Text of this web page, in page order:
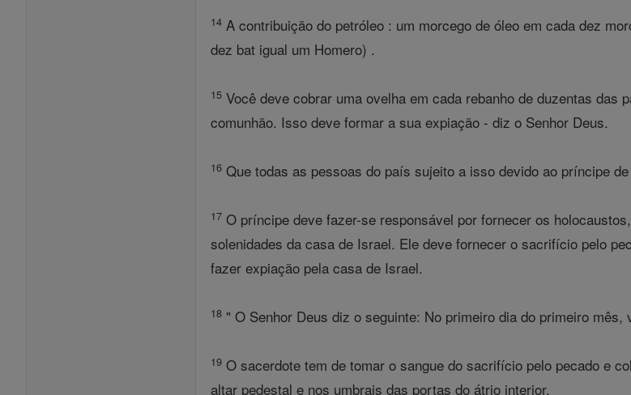
14 A contribuição do petróleo : um morcego de óleo em cada dez
dez bat igual um Homero) .
15 Você deve cobrar uma ovelha em cada rebanho de duzentas
comunhão. Isso deve formar a sua expiação - diz o Senhor Deus.
16 Que todas as pessoas do país sujeito a isso devido ao príncipe
17 O príncipe deve fazer-se responsável por fornecer os
solenidades da casa de Israel. Ele deve fornecer o sacrifício pelo
fazer expiação pela casa de Israel.
18 " O Senhor Deus diz o seguinte: No primeiro dia do primeiro
19 O sacerdote tem de tomar o sangue do sacrifício pelo pecado e
altar pedestal e nos umbrais das portas do átrio interior.